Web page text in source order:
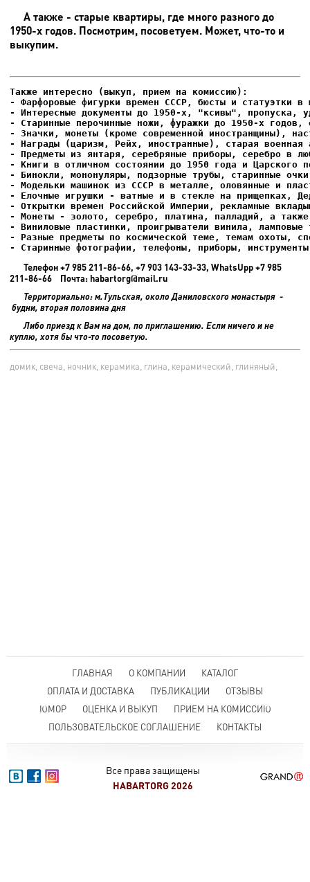
А также - старые квартиры, где много разного до
1950-х годов. Посмотрим, посоветуем. Может, что-то и
выкупим.
- Фарфоровые фигурки времен СССР, бюсты и статуэтки в
- Интересные документы до 1950-х, "ксивы", пропуска,
- Елочные игрушки - ватные и в стекле на прищепках,
- Старинные фотографии, телефоны, приборы,
Телефон +7 985 211-86-66, +7 903 143-33-33, WhatsUpp +7 985
211-86-66 Почта: habartorg@mail.ru
Территориально: м.Тульская, около Даниловского монастыря -
будни, вторая половина дня
Либо приезд к Вам на дом, по приглашению. Если ничего и не
куплю, хотя бы что-то посоветую.
домик, свеча, ночник, керамика, глина, керамический, глиняный,
ГЛАВНАЯ О КОМПАНИИ
КАТАЛОГ
ОПЛАТА И ДОСТАВКА
ПУБЛИКАЦИИ
ОТЗЫВЫ
ЮМОР
ОЦЕНКА И ВЫКУП
ПРИЕМ НА КОМИССИЮ
ПОЛЬЗОВАТЕЛЬСКОЕ СОГЛАШЕНИЕ
КОНТАКТЫ
Все права защищены
HABARTORG 2026